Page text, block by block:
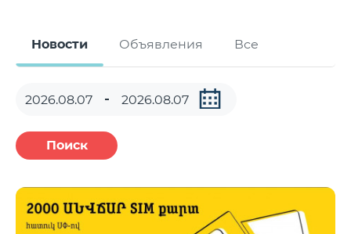
Новости Объявления Все
Поиск